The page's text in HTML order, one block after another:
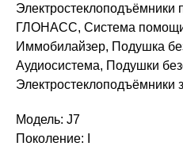
ГЛОНАСС, Система помощи
Иммобилайзер, Подушка
Аудиосистема, Подушки
Электростеклоподъёмники
Модель: J7
Поколение: I